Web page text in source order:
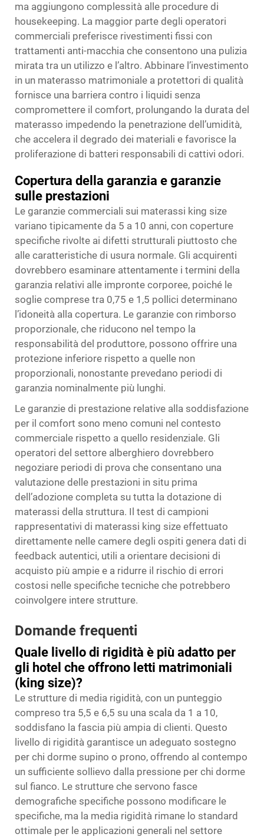
ma aggiungono complessità alle procedure di
housekeeping. La maggior parte degli operatori
commerciali preferisce rivestimenti fissi con
trattamenti anti-macchia che consentono una pulizia
mirata tra un utilizzo e l’altro. Abbinare l’investimento
in un materasso matrimoniale a protettori di qualità
fornisce una barriera contro i liquidi senza
compromettere il comfort, prolungando la durata del
materasso impedendo la penetrazione dell’umidità,
che accelera il degrado dei materiali e favorisce la
proliferazione di batteri responsabili di cattivi odori.
Copertura della garanzia e garanzie
sulle prestazioni
Le garanzie commerciali sui materassi king size
variano tipicamente da 5 a 10 anni, con coperture
specifiche rivolte ai difetti strutturali piuttosto che
alle caratteristiche di usura normale. Gli acquirenti
dovrebbero esaminare attentamente i termini della
garanzia relativi alle impronte corporee, poiché le
soglie comprese tra 0,75 e 1,5 pollici determinano
l’idoneità alla copertura. Le garanzie con rimborso
proporzionale, che riducono nel tempo la
responsabilità del produttore, possono offrire una
protezione inferiore rispetto a quelle non
proporzionali, nonostante prevedano periodi di
garanzia nominalmente più lunghi.
Le garanzie di prestazione relative alla soddisfazione
per il comfort sono meno comuni nel contesto
commerciale rispetto a quello residenziale. Gli
operatori del settore alberghiero dovrebbero
negoziare periodi di prova che consentano una
valutazione delle prestazioni in situ prima
dell’adozione completa su tutta la dotazione di
materassi della struttura. Il test di campioni
rappresentativi di materassi king size effettuato
direttamente nelle camere degli ospiti genera dati di
feedback autentici, utili a orientare decisioni di
acquisto più ampie e a ridurre il rischio di errori
costosi nelle specifiche tecniche che potrebbero
coinvolgere intere strutture.
Domande frequenti
Quale livello di rigidità è più adatto per
gli hotel che offrono letti matrimoniali
(king size)?
Le strutture di media rigidità, con un punteggio
compreso tra 5,5 e 6,5 su una scala da 1 a 10,
soddisfano la fascia più ampia di clienti. Questo
livello di rigidità garantisce un adeguato sostegno
per chi dorme supino o prono, offrendo al contempo
un sufficiente sollievo dalla pressione per chi dorme
sul fianco. Le strutture che servono fasce
demografiche specifiche possono modificare le
specifiche, ma la media rigidità rimane lo standard
ottimale per le applicazioni generali nel settore